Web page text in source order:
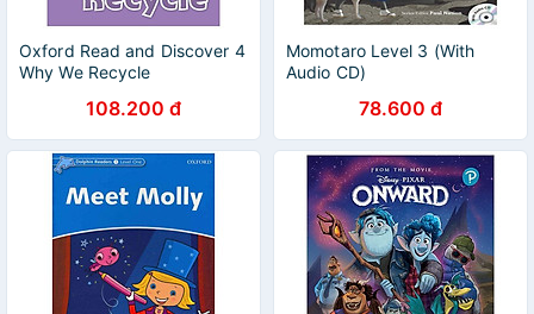
Oxford Read and Discover 4
Why We Recycle
108.200 đ
Momotaro Level 3 (With
Audio CD)
78.600 đ